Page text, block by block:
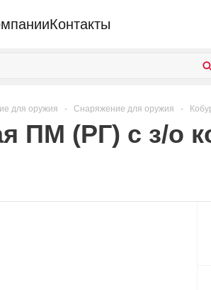
Контакты
для оружия - Снаряжение для оружия -
ПМ (РГ) с з/о